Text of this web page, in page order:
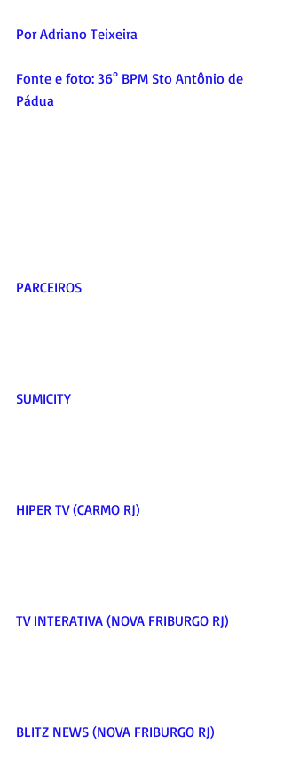
Por Adriano Teixeira
Fonte e foto: 36° BPM Sto Antônio de
Pádua
PARCEIROS
SUMICITY
HIPER TV (CARMO RJ)
TV INTERATIVA (NOVA FRIBURGO RJ)
BLITZ NEWS (NOVA FRIBURGO RJ)